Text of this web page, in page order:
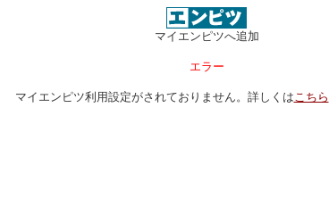
マイエンピツへ追加
エラー
マイエンピツ利用設定がされておりません。詳しくはこちら